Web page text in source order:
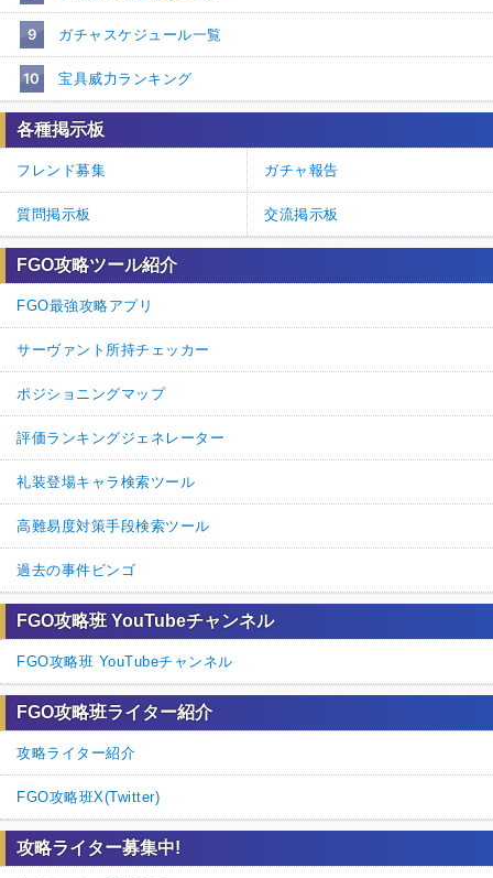
9 ガチャスケジュール一覧
10 宝具威力ランキング
各種掲示板
フレンド募集 ガチャ報告
質問掲示板 交流掲示板
FGO攻略ツール紹介
FGO最強攻略アプリ
サーヴァント所持チェッカー
ポジショニングマップ
評価ランキングジェネレーター
礼装登場キャラ検索ツール
高難易度対策手段検索ツール
過去の事件ビンゴ
FGO攻略班 YouTubeチャンネル
FGO攻略班 YouTubeチャンネル
FGO攻略班ライター紹介
攻略ライター紹介
FGO攻略班X(Twitter)
攻略ライター募集中!